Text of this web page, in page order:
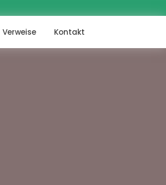
Verweise Kontakt